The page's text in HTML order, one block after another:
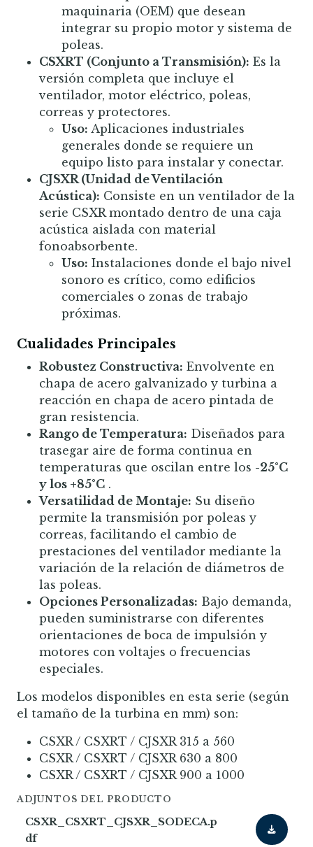
maquinaria (OEM) que desean
integrar su propio motor y sistema de
poleas.
CSXRT (Conjunto a Transmisión): Es la
versión completa que incluye el
ventilador, motor eléctrico, poleas,
correas y protectores.
Uso: Aplicaciones industriales
generales donde se requiere un
equipo listo para instalar y conectar.
CJSXR (Unidad de Ventilación
Acústica): Consiste en un ventilador de la
serie CSXR montado dentro de una caja
acústica aislada con material
fonoabsorbente.
Uso: Instalaciones donde el bajo nivel
sonoro es crítico, como edificios
comerciales o zonas de trabajo
próximas.
Cualidades Principales
Robustez Constructiva: Envolvente en
chapa de acero galvanizado y turbina a
reacción en chapa de acero pintada de
gran resistencia.
Rango de Temperatura: Diseñados para
trasegar aire de forma continua en
temperaturas que oscilan entre los -25°C
y los +85°C .
Versatilidad de Montaje: Su diseño
permite la transmisión por poleas y
correas, facilitando el cambio de
prestaciones del ventilador mediante la
variación de la relación de diámetros de
las poleas.
Opciones Personalizadas: Bajo demanda,
pueden suministrarse con diferentes
orientaciones de boca de impulsión y
motores con voltajes o frecuencias
especiales.
Los modelos disponibles en esta serie (según
el tamaño de la turbina en mm) son:
CSXR / CSXRT / CJSXR 315 a 560
CSXR / CSXRT / CJSXR 630 a 800
CSXR / CSXRT / CJSXR 900 a 1000
ADJUNTOS DEL PRODUCTO
CSXR_CSXRT_CJSXR_SODECA.p
df